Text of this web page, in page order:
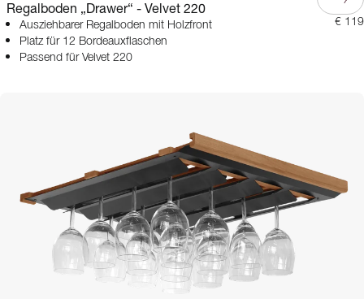
Regalboden „Drawer“ - Velvet 220
Ausziehbarer Regalboden mit Holzfront
Platz für 12 Bordeauxflaschen
Passend für Velvet 220
€ 119